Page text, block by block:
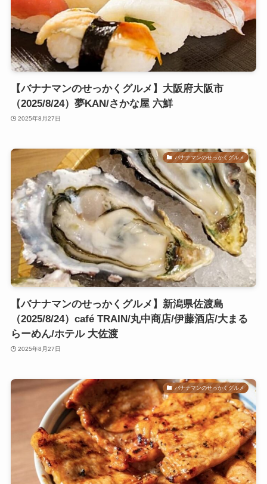
【バナナマンのせっかくグルメ】大阪府大阪市
（2025/8/24）夢KAN/さかな屋 六鮮
2025年8月27日
バナナマンのせっかくグルメ
【バナナマンのせっかくグルメ】新潟県佐渡島
（2025/8/24）café TRAIN/丸中商店/伊藤酒店/大まる
らーめん/ホテル 大佐渡
2025年8月27日
バナナマンのせっかくグルメ